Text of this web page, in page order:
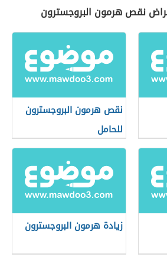
نقص هرمون البروجسترون
نقص هرمون البروجسترون
للحامل
زيادة هرمون البروجسترون